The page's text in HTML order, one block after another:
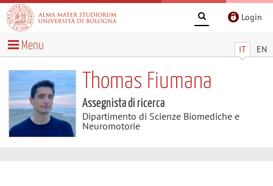
Login
IT EN
Menu
Thomas Fiumana
Assegnista di ricerca
Dipartimento di Scienze Biomediche e
Neuromotorie